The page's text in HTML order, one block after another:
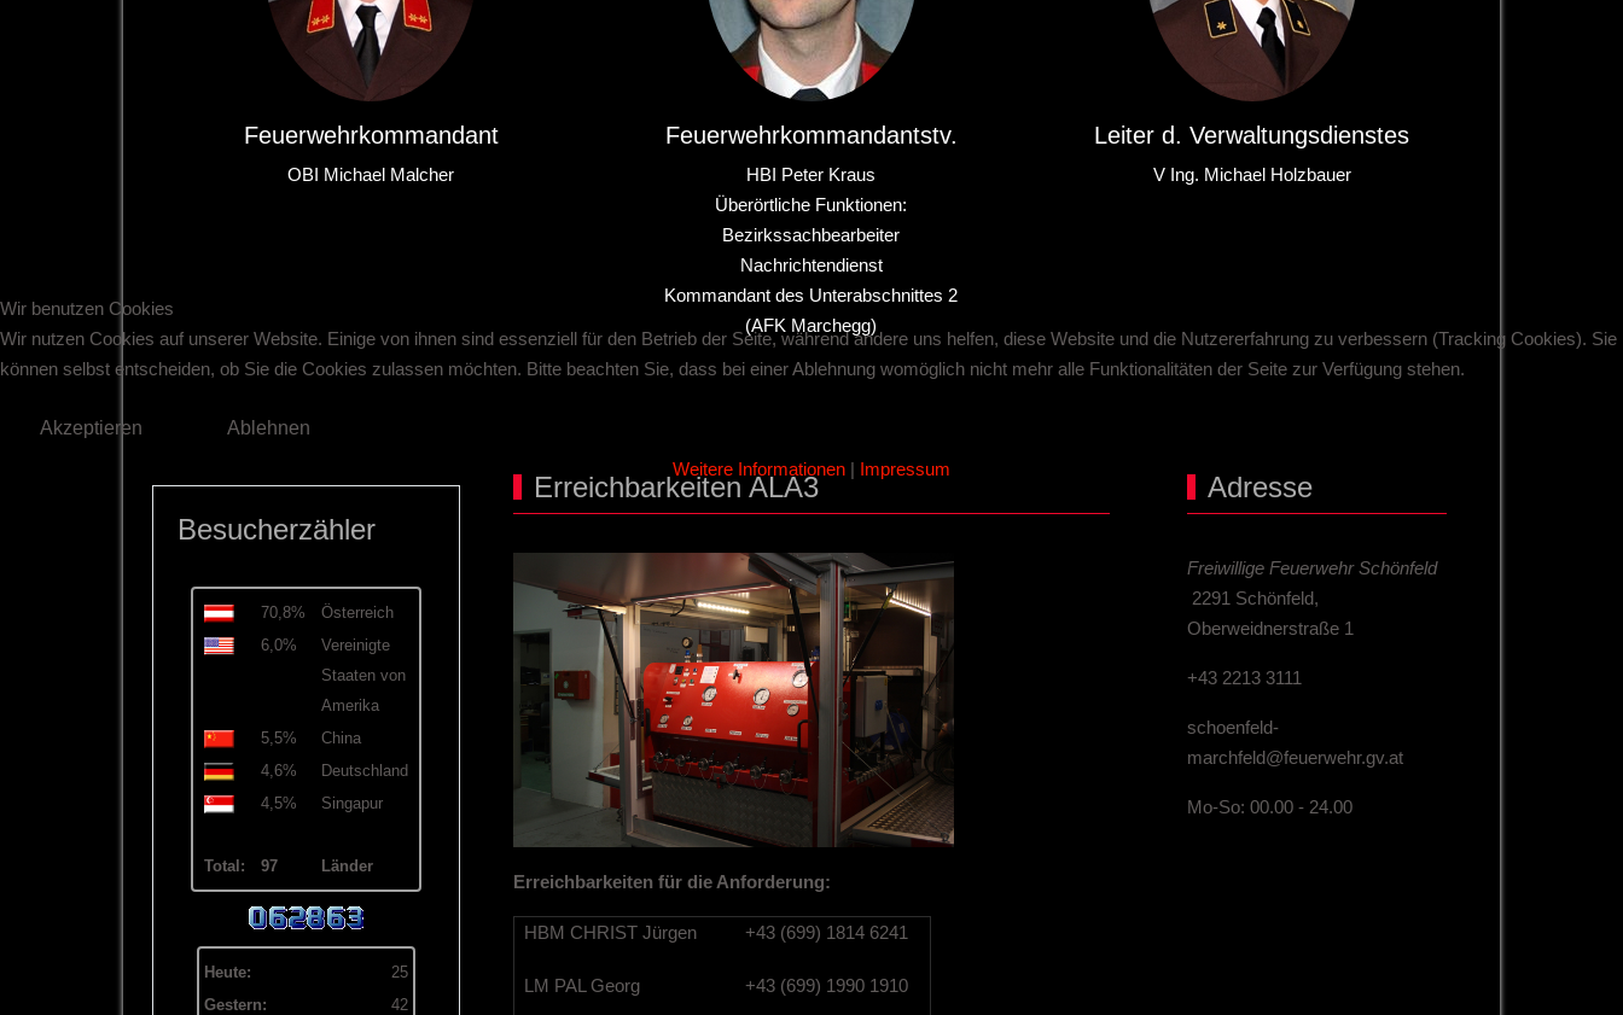
Feuerwehrkommandant
OBI Michael Malcher
Feuerwehrkommandantstv.
HBI Peter Kraus
Überörtliche Funktionen:
Bezirkssachbearbeiter
Nachrichtendienst
Kommandant des Unterabschnittes 2
(AFK Marchegg)
Leiter d. Verwaltungsdienstes
V Ing. Michael Holzbauer
Besucherzähler
70,8%
Österreich
6,0%
Vereinigte
Staaten von
Amerika
5,5%
China
4,6%
Deutschland
4,5%
Singapur
Total: 97 Länder
Heute:
25
Gestern:
42
Erreichbarkeiten ALA3
Erreichbarkeiten für die Anforderung:
HBM CHRIST Jürgen +43 (699) 1814 6241
LM PAL Georg +43 (699) 1990 1910
Adresse
Freiwillige Feuerwehr Schönfeld
2291 Schönfeld,
Oberweidnerstraße 1
+43 2213 3111
schoenfeld-
marchfeld@feuerwehr.gv.at
Mo-So: 00.00 - 24.00
Wir benutzen Cookies
Wir nutzen Cookies auf unserer Website. Einige von ihnen sind essenziell für den Betrieb der Seite, während andere uns helfen, diese Website und die Nutzererfahrung zu verbessern (Tracking Cookies). Sie
können selbst entscheiden, ob Sie die Cookies zulassen möchten. Bitte beachten Sie, dass bei einer Ablehnung womöglich nicht mehr alle Funktionalitäten der Seite zur Verfügung stehen.
Akzeptieren
Ablehnen
Weitere Informationen | Impressum